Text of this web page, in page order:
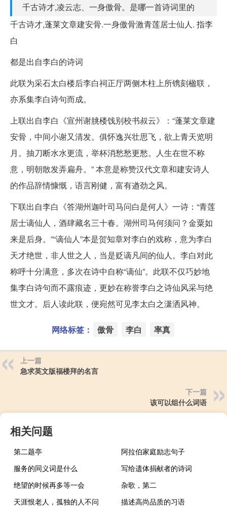
千古诗才,凌云志、一身傲骨。是哪一首诗词里的
千古诗才,蓬莱文章建安骨.一身傲骨激青莲居士仙人. 指李
白
都是出自李白的诗词
此联为采石太白楼后李白祠正厅两侧木柱上所镌刻楹联，
亦系集李白诗句而成。
上联出自李白《宣州谢朓楼饯别校书叔云》：“蓬莱文章建
安骨，中间小谢又清发。俱怀逸兴壮思飞，欲上青天览明
月。抽刀断水水更流，举杯消愁愁更愁。人生在世不称
意，明朝散发弄扁舟。” 本意是称赞汉代文章和建安诗人
的作品辞情慷慨，语言刚健，富有遒劲之风。
下联出自李白《答湖州迦叶司马问白是何人》一诗：“青莲
居士谪仙人，酒肆藏名三十春。湖州司马何须问？金粟如
来是后身。”“谪仙人”本是贺知章对李白的戏称，意为李白
天才绝世，非人世之人，当是贬谪凡间的仙人。李白对此
称呼十分满意，多次在诗中自称“谪仙”。此联不仅巧妙地
集李白诗句而不露痕迹，更妙在称誉李白之诗仙风采与绝
世文才。后人读此联，便宛然可见李太白之潇洒风神。
网络标签： 傲骨 李白 率真
上一篇
急求英文版福楼拜的名言
下一篇
该可以组什么词语
相关问题
第二题亭
阿拉伯家庭励志句子
服务的同义词是什么
写给遗体捐献者的诗词
绝望的时候再多等一会
杂歌，第二
天涯恨老人，孤独的人不问
描述高尚品质的习语